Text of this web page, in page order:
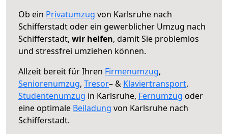
Ob ein Privatumzug von Karlsruhe nach
Schifferstadt oder ein gewerblicher Umzug nach
Schifferstadt, wir helfen, damit Sie problemlos
und stressfrei umziehen können.
Allzeit bereit für Ihren Firmenumzug,
Seniorenumzug, Tresor– & Klaviertransport,
Studentenumzug in Karlsruhe, Fernumzug oder
eine optimale Beiladung von Karlsruhe nach
Schifferstadt.